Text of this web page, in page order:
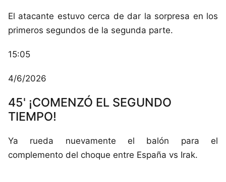
El atacante estuvo cerca de dar la sorpresa en los
primeros segundos de la segunda parte.
15:05
4/6/2026
45' ¡COMENZÓ EL SEGUNDO
TIEMPO!
Ya rueda nuevamente el balón para el
complemento del choque entre España vs Irak.